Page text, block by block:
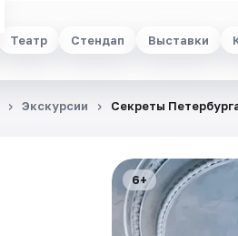
Театр Стендап Выставки
Экскурсии Секреты
6+